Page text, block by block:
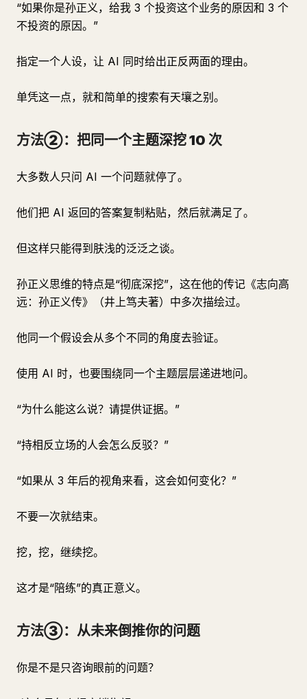
“如果你是孙正义，给我 3 个投资这个业务的原因和 3 个
不投资的原因。”
指定一个人设，让 AI 同时给出正反两面的理由。
单凭这一点，就和简单的搜索有天壤之别。
方法②：把同一个主题深挖 10 次
大多数人只问 AI 一个问题就停了。
他们把 AI 返回的答案复制粘贴，然后就满足了。
但这样只能得到肤浅的泛泛之谈。
孙正义思维的特点是“彻底深挖”，这在他的传记《志向高
远：孙正义传》（井上笃夫著）中多次描绘过。
他同一个假设会从多个不同的角度去验证。
使用 AI 时，也要围绕同一个主题层层递进地问。
“为什么能这么说？请提供证据。”
“持相反立场的人会怎么反驳？”
“如果从 3 年后的视角来看，这会如何变化？”
不要一次就结束。
挖，挖，继续挖。
这才是“陪练”的真正意义。
方法③：从未来倒推你的问题
你是不是只咨询眼前的问题？